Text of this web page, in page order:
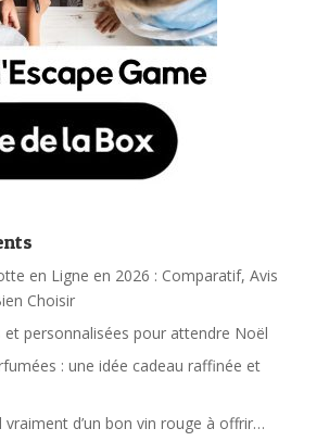
en Ligne en 2026 : Comparatif, Avis
Choisir
et personnalisées pour attendre Noël
: une idée cadeau raffinée et
vraiment d’un bon vin rouge à offrir…